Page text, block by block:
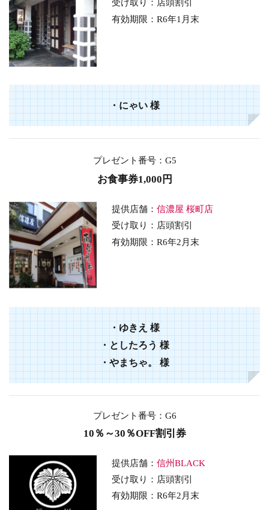
受け取り：店頭割引
有効期限：R6年1月末
・にゃい様
プレゼント番号：G5
お食事券1,000円
提供店舗：信濃屋 桜町店
受け取り：店頭割引
有効期限：R6年2 月末
・ゆきえ様
・としたろう様
・やまちゃ。様
プレゼント番号：G6
10％～30％OFF割引券
提供店舗：信州BLACK
受け取り：店頭割引
有効期限：R6年2月末